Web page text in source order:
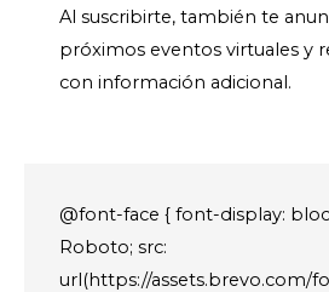
Al suscribirte, también te
próximos eventos virtuales y
con información adicional.
@font-face { font-display:
Roboto; src:
url(https://assets.brevo.com/